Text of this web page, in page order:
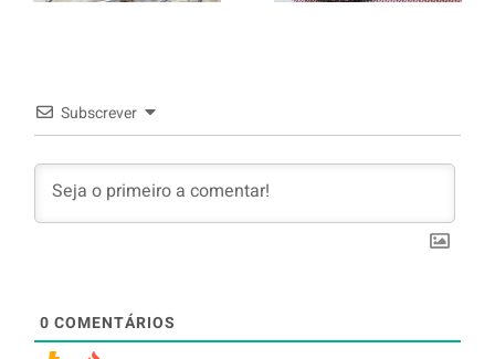
Subscrever
0 COMENTÁRIOS